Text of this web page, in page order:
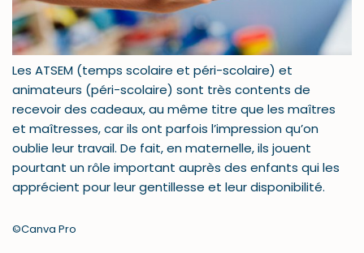
Les ATSEM (temps scolaire et péri-scolaire) et
animateurs (péri-scolaire) sont très contents de
recevoir des cadeaux, au même titre que les maîtres
et maîtresses, car ils ont parfois l’impression qu’on
oublie leur travail. De fait, en maternelle, ils jouent
pourtant un rôle important auprès des enfants qui les
apprécient pour leur gentillesse et leur disponibilité.
©Canva Pro